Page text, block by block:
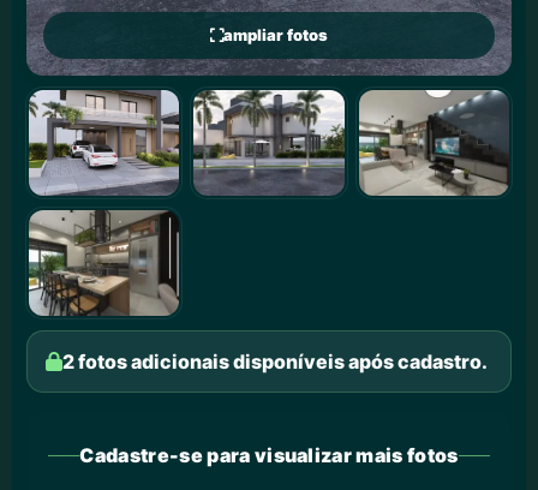
ampliar fotos
2 fotos adicionais disponíveis após cadastro.
Cadastre-se para visualizar mais fotos